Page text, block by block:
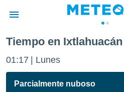
de
ha
Tiempo en Ixtlahuacán
01:17 Lunes
Parcialmente nuboso